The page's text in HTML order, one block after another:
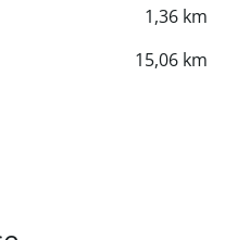
1,36 km
15,06 km